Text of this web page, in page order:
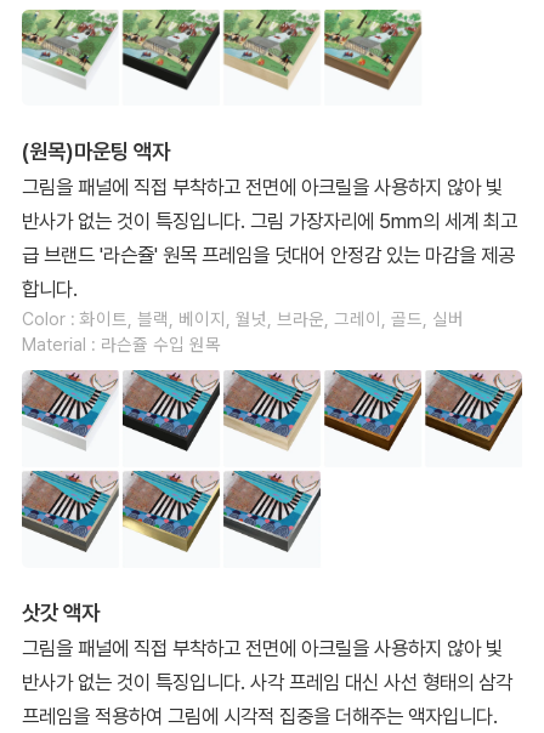
(원목)마운팅 액자
그림을 패널에 직접 부착하고 전면에 아크릴을 사용하지 않아 빛
반사가 없는 것이 특징입니다. 그림 가장자리에 5mm의 세계 최고
급 브랜드 '라슨쥴' 원목 프레임을 덧대어 안정감 있는 마감을 제공
합니다.
Color : 화이트, 블랙, 베이지, 월넛, 브라운, 그레이, 골드, 실버
Material : 라슨쥴 수입 원목
삿갓 액자
그림을 패널에 직접 부착하고 전면에 아크릴을 사용하지 않아 빛
반사가 없는 것이 특징입니다. 사각 프레임 대신 사선 형태의 삼각
프레임을 적용하여 그림에 시각적 집중을 더해주는 액자입니다.